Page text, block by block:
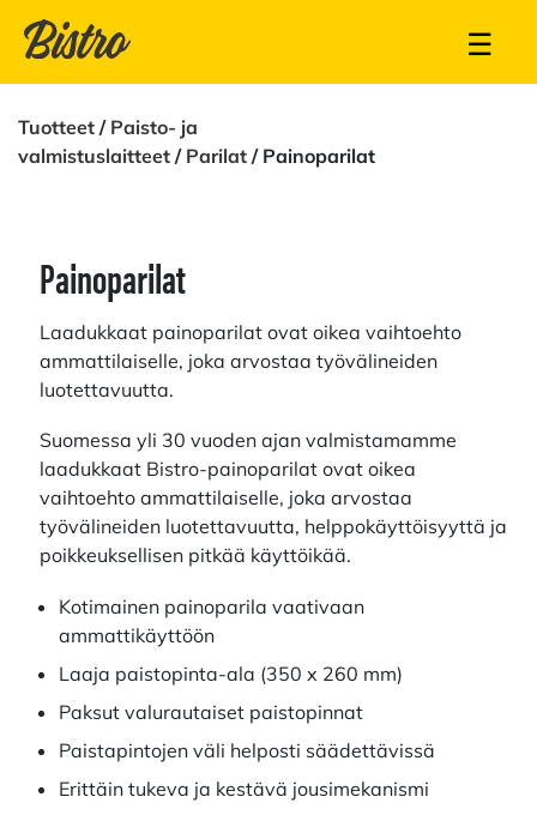
☰
Tuotteet / Paisto- ja
valmistuslaitteet / Parilat / Painoparilat
Painoparilat
Laadukkaat painoparilat ovat oikea vaihtoehto
ammattilaiselle, joka arvostaa työvälineiden
luotettavuutta.
Suomessa yli 30 vuoden ajan valmistamamme
laadukkaat Bistro-painoparilat ovat oikea
vaihtoehto ammattilaiselle, joka arvostaa
työvälineiden luotettavuutta, helppokäyttöisyyttä ja
poikkeuksellisen pitkää käyttöikää.
Kotimainen painoparila vaativaan
ammattikäyttöön
Laaja paistopinta-ala (350 x 260 mm)
Paksut valurautaiset paistopinnat
Paistapintojen väli helposti säädettävissä
Erittäin tukeva ja kestävä jousimekanismi